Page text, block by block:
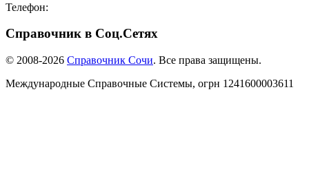
Телефон:
Справочник в Соц.Сетях
© 2008-2026 Справочник Сочи. Все права защищены.
Международные Справочные Системы, огрн 1241600003611